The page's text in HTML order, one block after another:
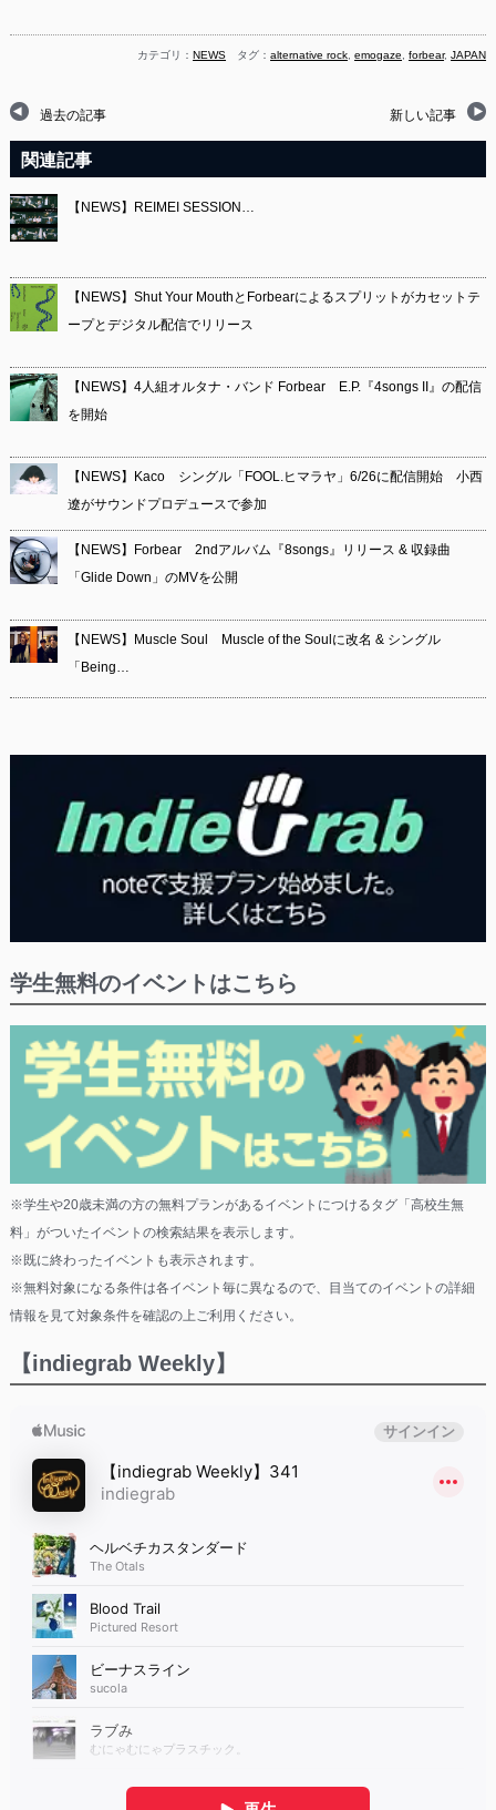
カテゴリ：NEWS タグ：alternative rock ,emogaze ,forbear,JAPAN
過去の記事 新しい記事
関連記事
【NEWS】REIMEI SESSION…
【NEWS】Shut Your MouthとForbearによるスプリットがカセットテ
ープとデジタル配信でリリース
【NEWS】4人組オルタナ・バンド Forbear E.P.『4songs II』の配信
を開始
【NEWS】Kaco シングル「FOOL.ヒマラヤ」6/26に配信開始 小西
遼がサウンドプロデュースで参加
【NEWS】Forbear 2ndアルバム『8songs』リリース & 収録曲
「Glide Down」のMVを公開
【NEWS】Muscle Soul Muscle of the Soulに改名 & シングル
「Being…
学生無料のイベントはこちら
※学生や20歳未満の方の無料プランがあるイベントにつけるタグ「高校生無
料」がついたイベントの検索結果を表示します。
※既に終わったイベントも表示されます。
※無料対象になる条件は各イベント毎に異なるので、目当てのイベントの詳細
情報を見て対象条件を確認の上ご利用ください。
【indiegrab Weekly】